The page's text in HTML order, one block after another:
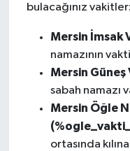
bulacağınız vakitler:
Mersin İmsak
namazının
Mersin Güneş
sabah namazı
Mersin Öğle
ortasında